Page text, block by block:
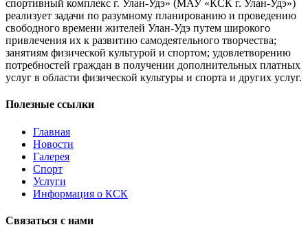
спортивный комплекс г. Улан-Удэ» (МАУ «КСК г. Улан-Удэ»)
реализует задачи по разумному планированию и проведению
свободного времени жителей Улан-Удэ путем широкого
привлечения их к развитию самодеятельного творчества;
занятиям физической культурой и спортом; удовлетворению
потребностей граждан в получении дополнительных платных
услуг в области физической культуры и спорта и других услуг.
Полезные ссылки
Главная
Новости
Галерея
Спорт
Услуги
Информация о КСК
Связаться с нами